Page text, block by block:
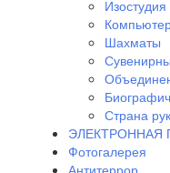
Изостудия
Шахматы
Страна
ЭЛЕКТРОННАЯ
Фотогалерея
Антитеррор